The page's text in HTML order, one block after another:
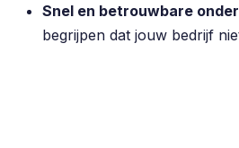
Snel en betrouwbare
begrijpen dat jouw bedrijf